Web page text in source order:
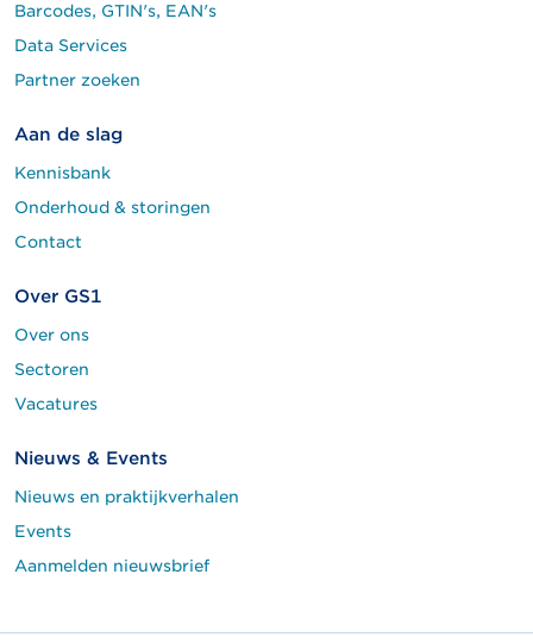
Barcodes, GTIN's, EAN's
Data Services
Partner zoeken
Aan de slag
Kennisbank
Onderhoud & storingen
Contact
Over GS1
Over ons
Sectoren
Vacatures
Nieuws & Events
Nieuws en praktijkverhalen
Events
Aanmelden nieuwsbrief